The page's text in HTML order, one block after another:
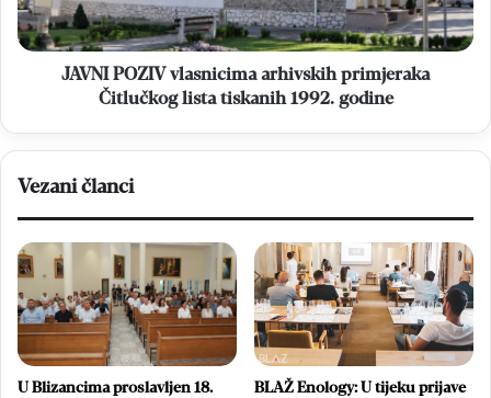
tiskanih
1992.
JAVNI POZIV vlasnicima arhivskih primjeraka
Čitlučkog lista tiskanih 1992. godine
Vezani članci
U Blizancima proslavljen 18.
BLAŽ Enology: U tijeku prijave